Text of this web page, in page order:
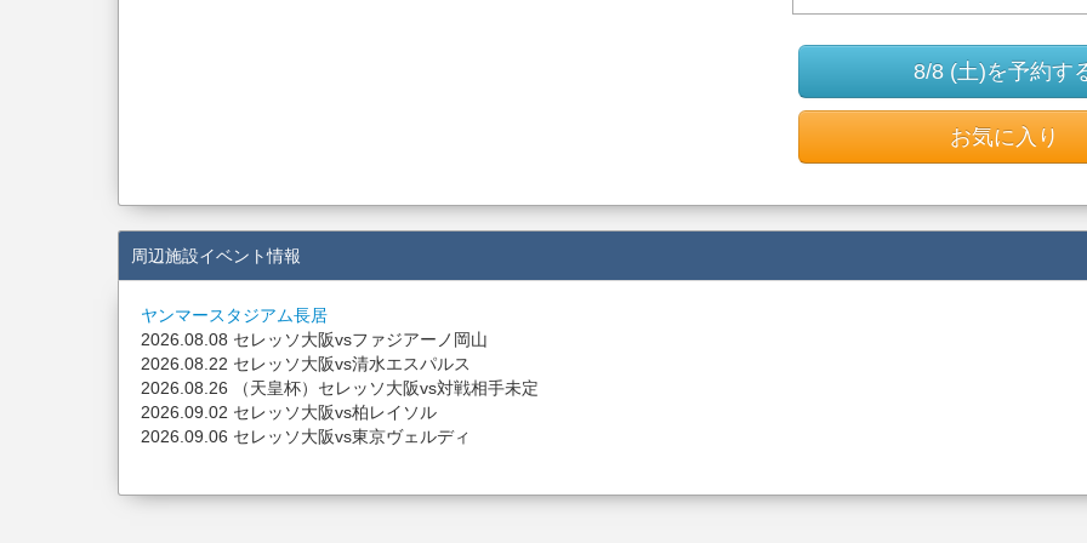
8/8 (土)を予約す
お気に入り
周辺施設イベント情報
ヤンマースタジアム長居
2026.08.08 セレッソ大阪vsファジアーノ岡山
2026.08.22 セレッソ大阪vs清水エスパルス
2026.08.26 （天皇杯）セレッソ大阪vs対戦相手未定
2026.09.02 セレッソ大阪vs柏レイソル
2026.09.06 セレッソ大阪vs東京ヴェルディ